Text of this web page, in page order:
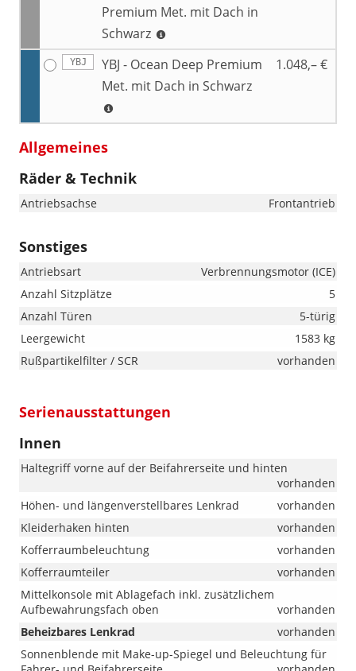
Premium Met. mit Dach in
Schwarz
YBJ
YBJ - Ocean Deep Premium
Met. mit Dach in Schwarz
1.048,– €
Allgemeines
Räder & Technik
Antriebsachse Frontantrieb
Sonstiges
Antriebsart
Verbrennungsmotor (ICE)
Anzahl Sitzplätze
5
Anzahl Türen
5-türig
Leergewicht
1583 kg
Rußpartikelfilter / SCR
vorhanden
Serienausstattungen
Innen
Haltegriff vorne auf der Beifahrerseite und hinten
vorhanden
Höhen- und längenverstellbares Lenkrad
vorhanden
Kleiderhaken hinten
vorhanden
Kofferraumbeleuchtung
vorhanden
Kofferraumteiler
vorhanden
Mittelkonsole mit Ablagefach inkl. zusätzlichem
Aufbewahrungsfach oben
vorhanden
Beheizbares Lenkrad
vorhanden
Sonnenblende mit Make-up-Spiegel und Beleuchtung für